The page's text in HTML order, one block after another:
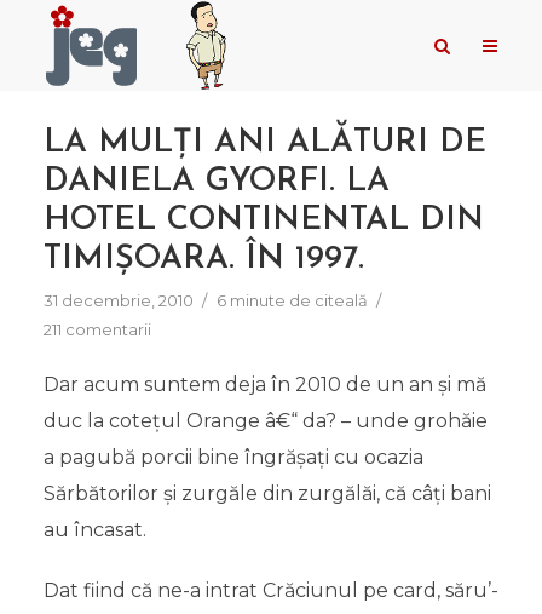
LA MULȚI ANI ALĂTURI DE
DANIELA GYORFI. LA
HOTEL CONTINENTAL DIN
TIMIȘOARA. ÎN 1997.
31 decembrie, 2010
6 minute de citeală
211 comentarii
Dar acum suntem deja în 2010 de un an și mă
duc la cotețul Orange â€“ da? – unde grohăie
a pagubă porcii bine îngrășați cu ocazia
Sărbătorilor și zurgăle din zurgălăi, că câți bani
au încasat.
Dat fiind că ne-a intrat Crăciunul pe card, săru’-